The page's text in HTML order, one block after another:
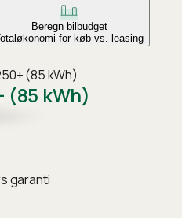
Beregn bilbudget
for køb vs. leasing
(85 kWh)
(85 kWh)
garanti